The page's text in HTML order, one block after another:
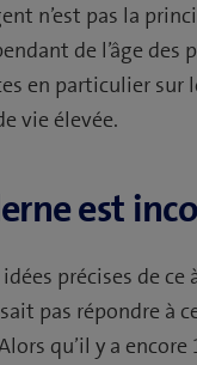
n’est pas la
de l’âge des
en particulier sur
vie élevée.
est
précises de
pas répondre à
qu’il y a